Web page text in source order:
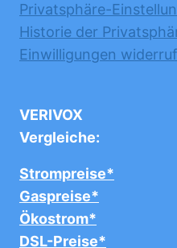
Privatsphäre-
Historie der
Einwilligungen
VERIVOX
Vergleiche:
Strompreise*
Gaspreise*
Ökostrom*
DSL-Preise*